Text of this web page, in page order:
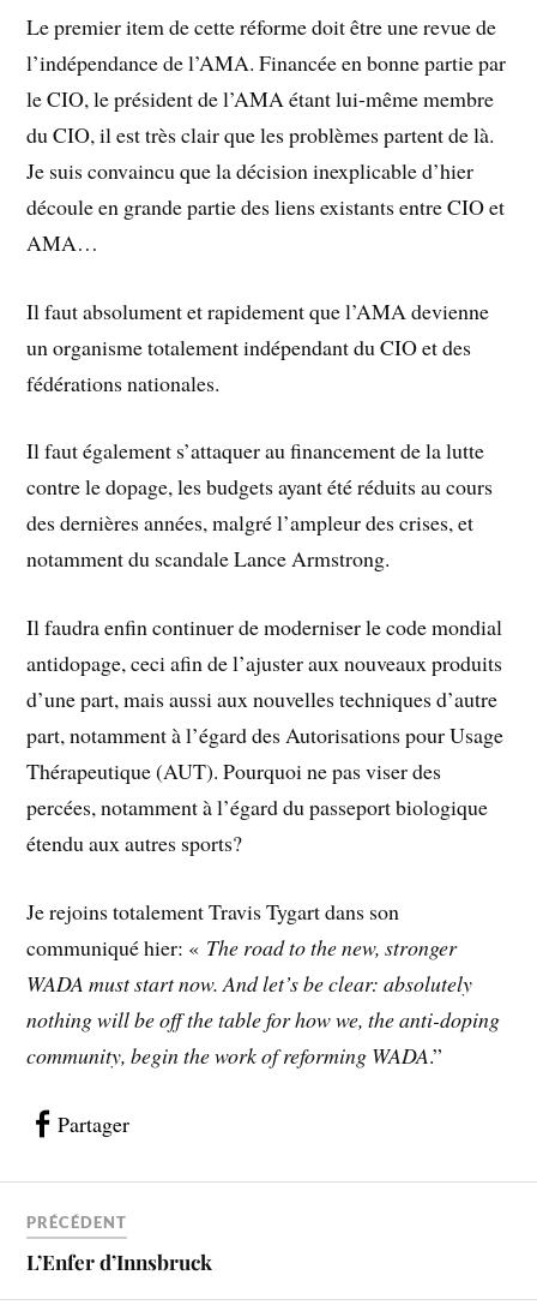
Le premier item de cette réforme doit être une revue de
l’indépendance de l’AMA. Financée en bonne partie par
le CIO, le président de l’AMA étant lui-même membre
du CIO, il est très clair que les problèmes partent de là.
Je suis convaincu que la décision inexplicable d’hier
découle en grande partie des liens existants entre CIO et
AMA…
Il faut absolument et rapidement que l’AMA devienne
un organisme totalement indépendant du CIO et des
fédérations nationales.
Il faut également s’attaquer au financement de la lutte
contre le dopage, les budgets ayant été réduits au cours
des dernières années, malgré l’ampleur des crises, et
notamment du scandale Lance Armstrong.
Il faudra enfin continuer de moderniser le code mondial
antidopage, ceci afin de l’ajuster aux nouveaux produits
d’une part, mais aussi aux nouvelles techniques d’autre
part, notamment à l’égard des Autorisations pour Usage
Thérapeutique (AUT). Pourquoi ne pas viser des
percées, notamment à l’égard du passeport biologique
étendu aux autres sports?
Je rejoins totalement Travis Tygart dans son
communiqué hier: « The road to the new, stronger
WADA must start now. And let’s be clear: absolutely
nothing will be off the table for how we, the anti-doping
community, begin the work of reforming WADA.”
Partager
PRÉCÉDENT
L’Enfer d’Innsbruck